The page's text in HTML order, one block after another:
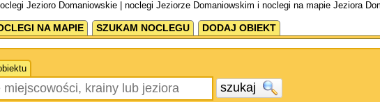
Jezioro Domaniowskie | noclegi Jeziorze Domaniowskim i noclegi na mapie Jeziora
NA MAPIE SZUKAM NOCLEGU DODAJ OBIEKT
szukaj